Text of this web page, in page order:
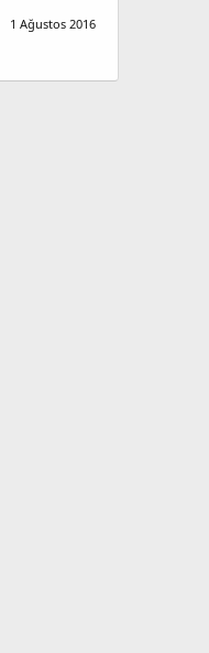
1 Ağustos 2016